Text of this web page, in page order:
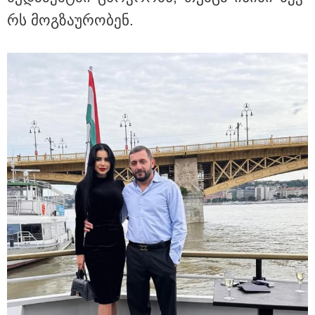
ლორიას დაძაბული საუბრის
მოლოდინშია
ბრძოლიდან რამდენიმე კვირის
შემდეგ, 34 წლის ასაკში UFC-ის
ბრაზილიელი მებრძოლი
გარდაიცვალა
12:08 / 03-08-2026
რა შანსი აქვს ხვიჩა
კვარაცხელიას "ოქროს ბურთის"
მოგების? - L'Équipe-მა ის
ფავორიტად დაასახელა - ვის
ასახელებენ სხვა გამოცემები?
რს მოგ­ზა­უ­რო­ბენ.